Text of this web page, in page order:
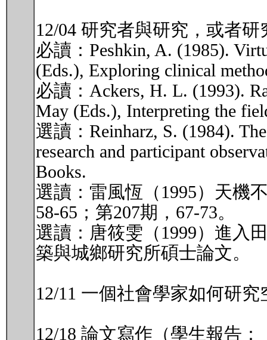
12/04 研究者與研究，或者
必讀：Peshkin, A. (1985).
(Eds.), Exploring clinical
必讀：Ackers, H. L. (1993).
May (Eds.), Interpreting the
選讀：Reinharz, S. (1984).
research and participant
Books.
選讀：雷風恆（1995）天機
58-65；第207期，67-73。
選讀：唐筱雯（1999）進入
築與城鄉研究所碩士論文。
12/11 一個社會學家如何研
12/18 論文寫作（學生報告